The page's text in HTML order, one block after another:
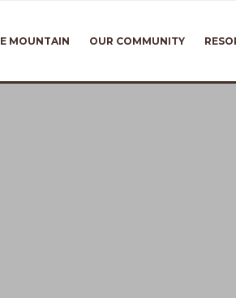
MOUNTAIN OUR COMMUNITY